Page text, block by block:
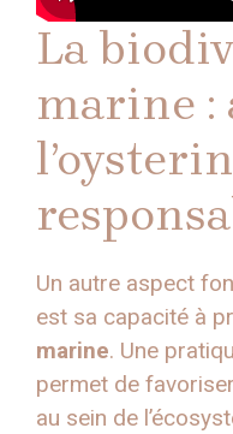
La
marine :
Un autre aspect
est sa capacité à
marine. Une
permet de
au sein de